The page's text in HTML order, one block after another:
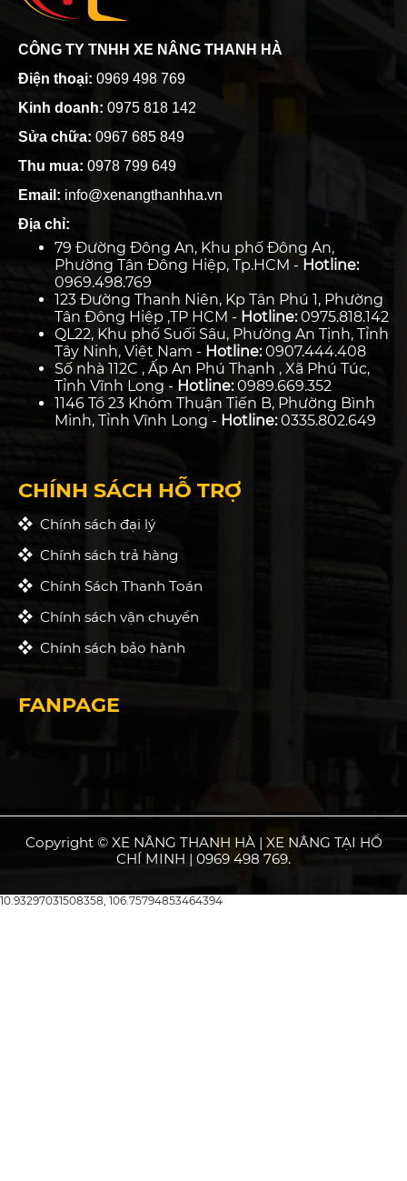
CÔNG TY TNHH XE NÂNG THANH HÀ
Điện thoại: 0969 498 769
Kinh doanh: 0975 818 142
Sửa chữa: 0967 685 849
Thu mua: 0978 799 649
Email: info@xenangthanhha.vn
Địa chỉ:
79 Đường Đông An, Khu phố Đông An,
Phường Tân Đông Hiệp, Tp.HCM - Hotline:
0969.498.769
123 Đường Thanh Niên, Kp Tân Phú 1, Phường
Tân Đông Hiệp ,TP HCM - Hotline:0975.818.142
QL22, Khu phố Suối Sâu, Phường An Tịnh, Tỉnh
Tây Ninh, Việt Nam - Hotline:0907.444.408
Số nhà 112C , Ấp An Phú Thạnh , Xã Phú Túc,
Tỉnh Vĩnh Long - Hotline:0989.669.352
1146 Tổ 23 Khóm Thuận Tiến B, Phường Bình
Minh, Tỉnh Vĩnh Long - Hotline:0335.802.649
CHÍNH SÁCH HỖ TRỢ
Chính sách đại lý
Chính sách trả hàng
Chính Sách Thanh Toán
Chính sách vận chuyển
Chính sách bảo hành
FANPAGE
Copyright © XE NÂNG THANH HÀ | XE NÂNG TẠI HỒ
CHÍ MINH | 0969 498 769.
10.93297031508358, 106.75794853464394